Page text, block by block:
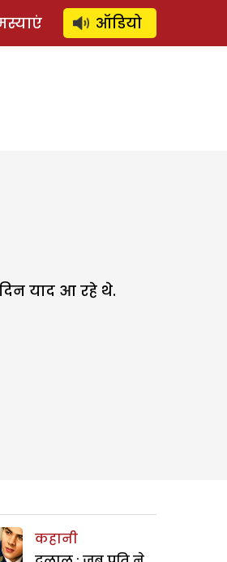
⚲ SUBSCRIBE
ऑडियो
याद आ रहे थे.
कहानी